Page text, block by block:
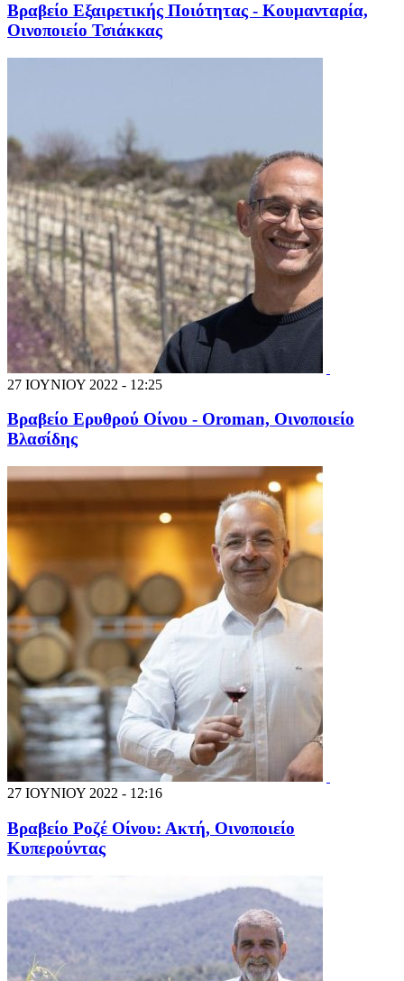
Βραβείο Εξαιρετικής Ποιότητας - Κουμανταρία,
Οινοποιείο Τσιάκκας
27 ΙΟΥΝΙΟΥ 2022 - 12:25
Βραβείο Ερυθρού Οίνου - Orοman, Οινοποιείο
Βλασίδης
27 ΙΟΥΝΙΟΥ 2022 - 12:16
Βραβείο Ροζέ Οίνου: Ακτή, Οινοποιείο
Κυπερούντας